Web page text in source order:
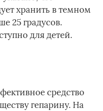
хранить в темном
25 градусов.
для детей.
средство
гепарину. На